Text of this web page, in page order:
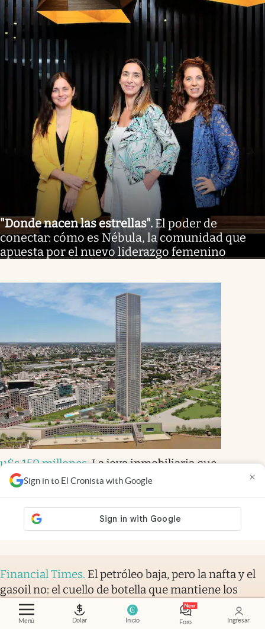
Menú Dolar Inicio Foro Ingresar
Sign in to El Cronista with Google ×
"Donde nacen las estrellas". El poder de
conectar: cómo es Nébula, la comunidad que
apuesta por el nuevo liderazgo femenino
u$s 150 millones.La joya inmobiliaria que
“se vende sola”: será la nueva torre más alta
del país y dará 100% al río
Micaela Mura
Financial Times. El petróleo baja, pero la nafta y el
gasoil no: el cuello de botella que mantiene los
precios por las nubes
Verity Ratcliffe Jamie Smyth Members